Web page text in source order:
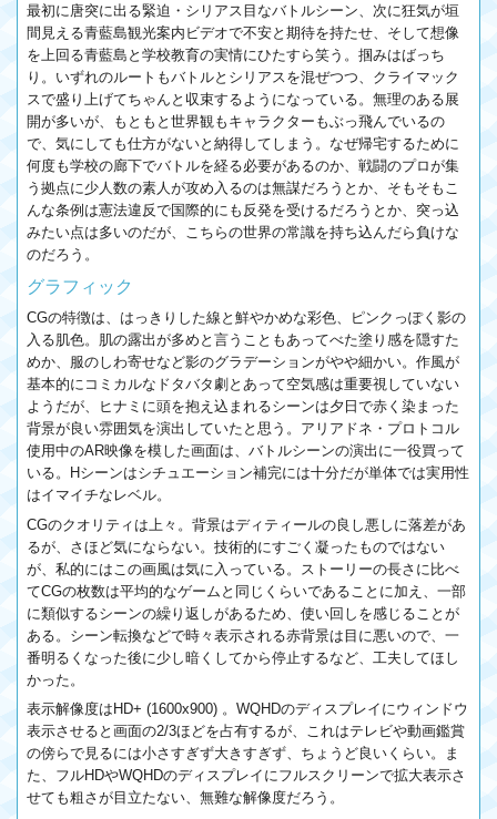
最初に唐突に出る緊迫・シリアス目なバトルシーン、次に狂気が垣
間見える青藍島観光案内ビデオで不安と期待を持たせ、そして想像
を上回る青藍島と学校教育の実情にひたすら笑う。掴みはばっち
り。いずれのルートもバトルとシリアスを混ぜつつ、クライマック
スで盛り上げてちゃんと収束するようになっている。無理のある展
開が多いが、もともと世界観もキャラクターもぶっ飛んでいるの
で、気にしても仕方がないと納得してしまう。なぜ帰宅するために
何度も学校の廊下でバトルを経る必要があるのか、戦闘のプロが集
う拠点に少人数の素人が攻め入るのは無謀だろうとか、そもそもこ
んな条例は憲法違反で国際的にも反発を受けるだろうとか、突っ込
みたい点は多いのだが、こちらの世界の常識を持ち込んだら負けな
のだろう。
グラフィック
CGの特徴は、はっきりした線と鮮やかめな彩色、ピンクっぽく影の
入る肌色。肌の露出が多めと言うこともあってべた塗り感を隠すた
めか、服のしわ寄せなど影のグラデーションがやや細かい。作風が
基本的にコミカルなドタバタ劇とあって空気感は重要視していない
ようだが、ヒナミに頭を抱え込まれるシーンは夕日で赤く染まった
背景が良い雰囲気を演出していたと思う。アリアドネ・プロトコル
使用中のAR映像を模した画面は、バトルシーンの演出に一役買って
いる。Hシーンはシチュエーション補完には十分だが単体では実用性
はイマイチなレベル。
CGのクオリティは上々。背景はディティールの良し悪しに落差があ
るが、さほど気にならない。技術的にすごく凝ったものではない
が、私的にはこの画風は気に入っている。ストーリーの長さに比べ
てCGの枚数は平均的なゲームと同じくらいであることに加え、一部
に類似するシーンの繰り返しがあるため、使い回しを感じることが
ある。シーン転換などで時々表示される赤背景は目に悪いので、一
番明るくなった後に少し暗くしてから停止するなど、工夫してほし
かった。
表示解像度はHD+ (1600x900) 。WQHDのディスプレイにウィンドウ
表示させると画面の2/3ほどを占有するが、これはテレビや動画鑑賞
の傍らで見るには小さすぎず大きすぎず、ちょうど良いくらい。ま
た、フルHDやWQHDのディスプレイにフルスクリーンで拡大表示さ
せても粗さが目立たない、無難な解像度だろう。